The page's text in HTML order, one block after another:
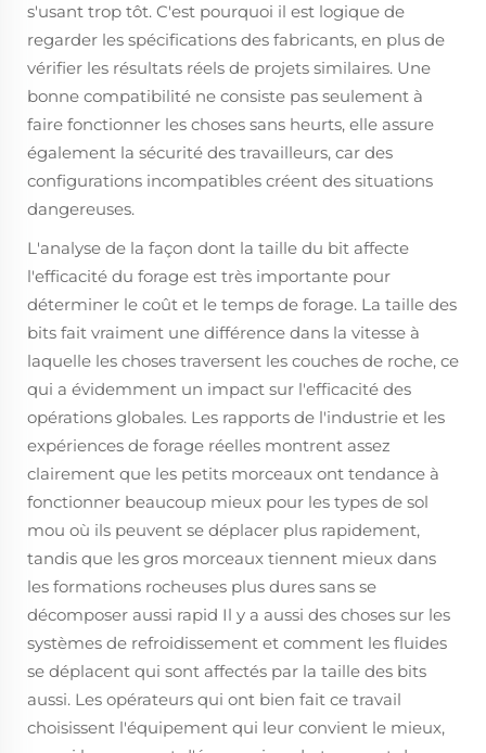
s'usant trop tôt. C'est pourquoi il est logique de
regarder les spécifications des fabricants, en plus de
vérifier les résultats réels de projets similaires. Une
bonne compatibilité ne consiste pas seulement à
faire fonctionner les choses sans heurts, elle assure
également la sécurité des travailleurs, car des
configurations incompatibles créent des situations
dangereuses.
L'analyse de la façon dont la taille du bit affecte
l'efficacité du forage est très importante pour
déterminer le coût et le temps de forage. La taille des
bits fait vraiment une différence dans la vitesse à
laquelle les choses traversent les couches de roche, ce
qui a évidemment un impact sur l'efficacité des
opérations globales. Les rapports de l'industrie et les
expériences de forage réelles montrent assez
clairement que les petits morceaux ont tendance à
fonctionner beaucoup mieux pour les types de sol
mou où ils peuvent se déplacer plus rapidement,
tandis que les gros morceaux tiennent mieux dans
les formations rocheuses plus dures sans se
décomposer aussi rapid Il y a aussi des choses sur les
systèmes de refroidissement et comment les fluides
se déplacent qui sont affectés par la taille des bits
aussi. Les opérateurs qui ont bien fait ce travail
choisissent l'équipement qui leur convient le mieux,